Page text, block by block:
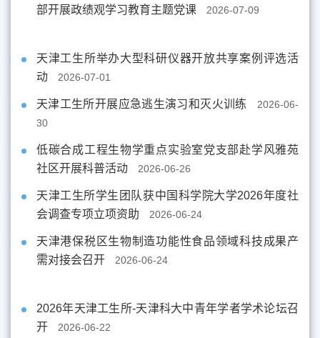
部开展政绩观学习教育主题党课
2026-07-09
天津工生所举办大型科研仪器开放共享案例评选活
动
2026-07-01
天津工生所开展应急逃生演习和灭火训练
2026-06-
30
低碳合成工程生物学重点实验室党支部赴学风雅苑
社区开展科普活动
2026-06-26
天津工生所学生团队获中国科学院大学2026年度社
会调查专项立项资助
2026-06-24
天津港保税区生物制造功能性食品领域科技成果产
需对接会召开
2026-06-24
2026年天津工生所-天津科大中青年学者学术论坛召
开
2026-06-22